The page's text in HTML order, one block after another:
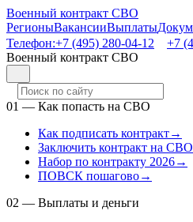
Военный контракт СВО
РегионыВакансииВыплаты
Телефон:+7 (495) 280-04-12
+7
Военный контракт СВО
01 — Как попасть на СВО
Как подписать контракт→
Заключить контракт на СВО
Набор по контракту 2026→
ПОВСК пошагово→
02 — Выплаты и деньги